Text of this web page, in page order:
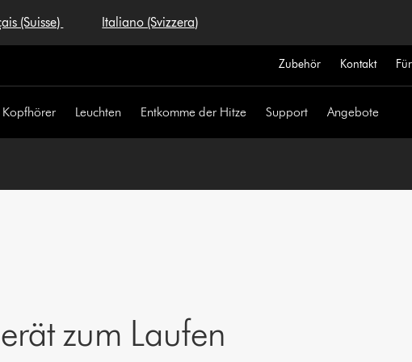
(Suisse) Italiano (Svizzera)
Zubehör Kontakt
Kopfhörer Leuchten Entkomme der Hitze Support Angebote
zum Laufen